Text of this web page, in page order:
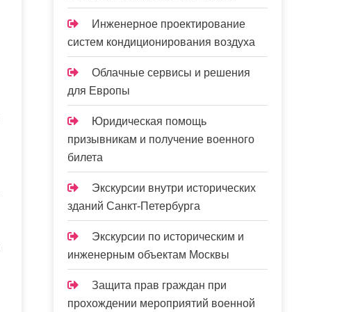
Инженерное проектирование
систем кондиционирования воздуха
Облачные сервисы и решения
для Европы
Юридическая помощь
призывникам и получение военного
билета
Экскурсии внутри исторических
зданий Санкт-Петербурга
Экскурсии по историческим и
инженерным объектам Москвы
Защита прав граждан при
прохождении мероприятий военной